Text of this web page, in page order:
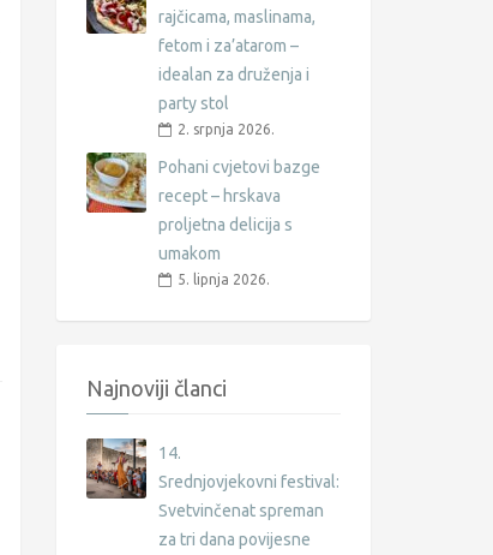
rajčicama, maslinama,
fetom i za’atarom –
idealan za druženja i
party stol
2. srpnja 2026.
Pohani cvjetovi bazge
recept – hrskava
proljetna delicija s
umakom
5. lipnja 2026.
Najnoviji članci
14.
Srednjovjekovni festival:
Svetvinčenat spreman
za tri dana povijesne